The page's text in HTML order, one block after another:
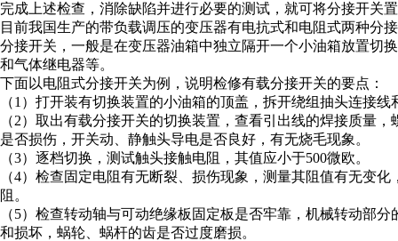
完成上述检查，消除缺陷并进行必要的测试，就可将分接开关
目前我国生产的带负载调压的变压器有电抗式和电阻式两种分
分接开关，一般是在变压器油箱中独立隔开一个小油箱放置切
和气体继电器等。
下面以电阻式分接开关为例，说明检修有载分接开关的要点：
（1）打开装有切换装置的小油箱的顶盖，拆开绕组抽头连接线
（2）取出有载分接开关的切换装置，查看引出线的焊接质量
是否损伤，开关动、静触头导电是否良好，有无烧毛现象。
（3）逐档切换，测试触头接触电阻，其值应小于500微欧。
（4）检查固定电阻有无断裂、损伤现象，测量其阻值有无变
阻。
（5）检查转动轴与可动绝缘板固定板是否牢靠，机械转动部
和损坏，蜗轮、蜗杆的齿是否过度磨损。